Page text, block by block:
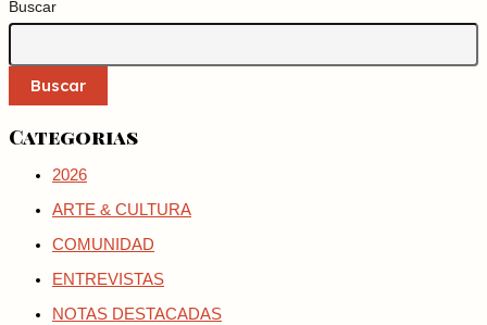
Buscar
Buscar
Categorias
2026
ARTE & CULTURA
COMUNIDAD
ENTREVISTAS
NOTAS DESTACADAS